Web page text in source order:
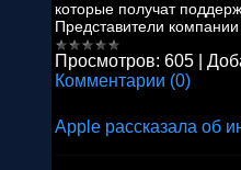
которые получат
Представители
Просмотров: 605
Комментарии (0)
Apple рассказала об